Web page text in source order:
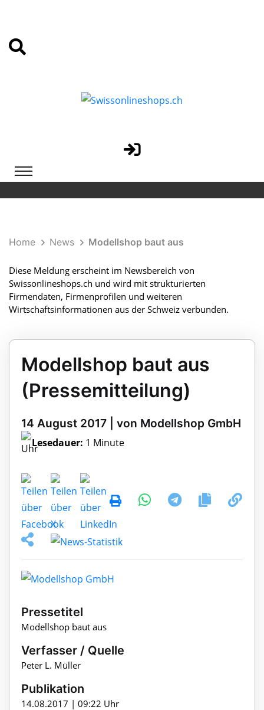
Home News Modellshop baut aus
Diese Meldung erscheint im Newsbereich von
Swissonlineshops.ch und wird mit strukturierten
Firmendaten, Firmenprofilen und weiteren
Wirtschaftsinformationen aus der Schweiz verbunden.
Modellshop baut aus
(Pressemitteilung)
14 August 2017 | von Modellshop GmbH
Lesedauer: 1 Minute
Pressetitel
Modellshop baut aus
Verfasser / Quelle
Peter L. Müller
Publikation
14.08.2017 | 09:22 Uhr